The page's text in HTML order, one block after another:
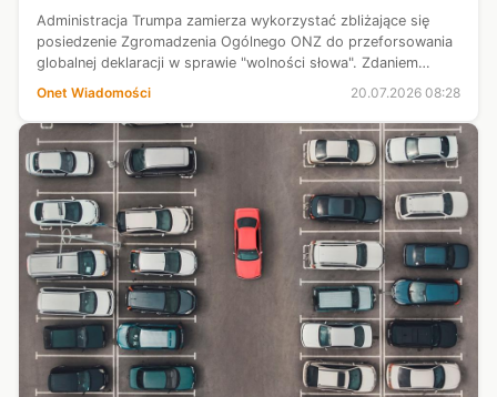
Administracja Trumpa zamierza wykorzystać zbliżające się
posiedzenie Zgromadzenia Ogólnego ONZ do przeforsowania
globalnej deklaracji w sprawie "wolności słowa". Zdaniem
europejskich prawodawców to nic innego jak atak na unijne
regulacje i próba ochr...
Onet Wiadomości 20.07.2026 08:28